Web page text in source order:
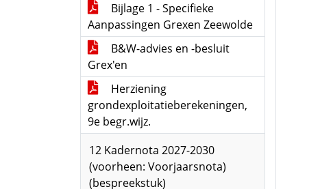
Bijlage 1 - Specifieke
Aanpassingen Grexen Zeewolde
B&W-advies en -besluit
Grex'en
Herziening
grondexploitatieberekeningen,
9e begr.wijz.
12 Kadernota 2027-2030
(voorheen: Voorjaarsnota)
(bespreekstuk)